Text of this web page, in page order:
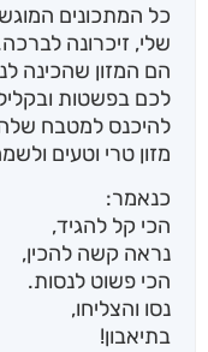
כל המתכונים
שלי, זיכרונה
הם המזון שהכינה
לכם בפשטות
להיכנס למטבח
מזון טרי וטעים
כנאמר:
הכי קל להגיד,
נראה קשה להכין,
הכי פשוט לנסות.
נסו והצליחו,
בתיאבון!